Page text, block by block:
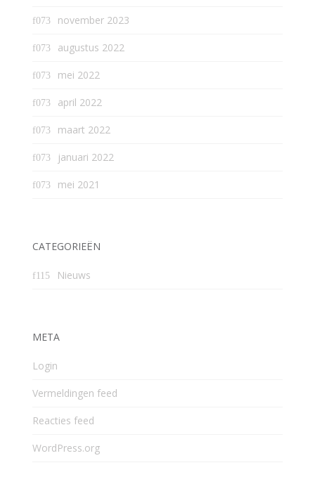
november 2023
augustus 2022
mei 2022
april 2022
maart 2022
januari 2022
mei 2021
CATEGORIEËN
Nieuws
META
Login
Vermeldingen feed
Reacties feed
WordPress.org